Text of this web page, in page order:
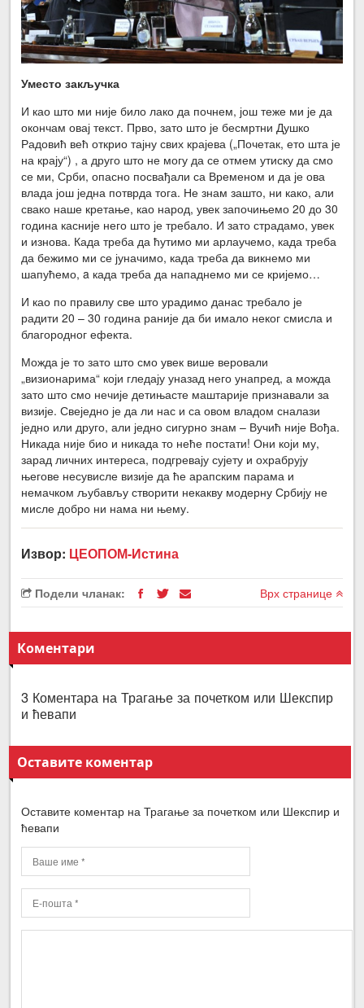
Уместо закључка
И као што ми није било лако да почнем, још теже ми је да
окончам овај текст. Прво, зато што је бесмртни Душко
Радовић већ открио тајну свих крајева („Почетак, ето шта је
на крају“) , а друго што не могу да се отмем утиску да смо
се ми, Срби, опасно посвађали са Временом и да је ова
влада још једна потврда тога. Не знам зашто, ни како, али
свако наше кретање, као народ, увек започињемо 20 до 30
година касније него што је требало. И зато страдамо, увек
и изнова. Када треба да ћутимо ми арлаучемо, када треба
да бежимо ми се јуначимо, када треба да викнемо ми
шапућемо, a када треба да нападнемо ми се кријемо…
И као по правилу све што урадимо данас требало је
радити 20 – 30 година раније да би имало неког смисла и
благородног ефекта.
Можда је то зато што смо увек више веровали
„визионарима“ који гледају уназад него унапред, а можда
зато што смо нечије детињасте маштарије признавали за
визије. Свеједно је да ли нас и са овом владом сналази
једно или друго, али једно сигурно знам – Вучић није Вођа.
Никада није био и никада то неће постати! Они који му,
зарад личних интереса, подгревају сујету и охрабрују
његове несувисле визије да ће арапским парама и
немачком љубављу створити некакву модерну Србију не
мисле добро ни нама ни њему.
Извор: ЦЕОПОМ-Истина
Подели чланак: Врх странице
Коментари
3 Коментара на Трагање за почетком или Шекспир
и ћевапи
Оставите коментар
Оставите коментар на Трагање за почетком или Шекспир и
ћевапи